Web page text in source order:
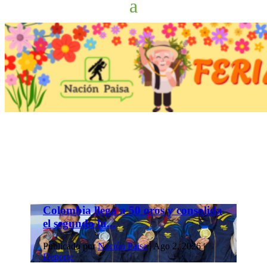
Colombia llega a 50 oros y consolida
el segundo lu...
Publicado porNación Paisa|Ago 2, 2026|
Deporte